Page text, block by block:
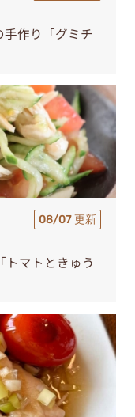
作り「グミチ
08/07 更新
トマトときゅう